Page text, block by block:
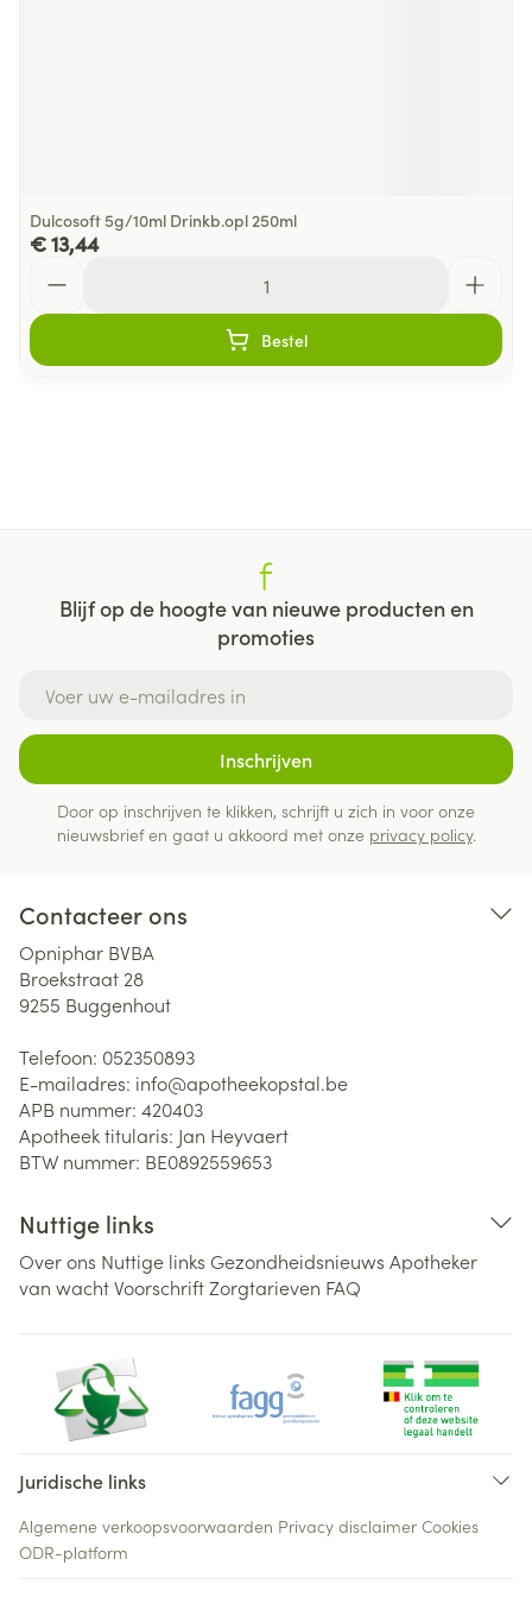
Dulcosoft 5g/10ml Drinkb.opl 250ml
€ 13,44
Bestel
Blijf op de hoogte van nieuwe producten en
promoties
Inschrijven
Door op inschrijven te klikken, schrijft u zich in voor onze
nieuwsbrief en gaat u akkoord met onze privacy policy.
Contacteer ons
Opniphar BVBA
Broekstraat 28
9255 Buggenhout
Telefoon: 052350893
E-mailadres: info@apotheekopstal.be
APB nummer: 420403
Apotheek titularis: Jan Heyvaert
BTW nummer: BE0892559653
Nuttige links
Over ons Nuttige links Gezondheidsnieuws Apotheker
van wachtVoorschriftZorgtarieven FAQ
Juridische links
Algemene verkoopsvoorwaarden Privacy disclaimer Cookies
ODR-platform